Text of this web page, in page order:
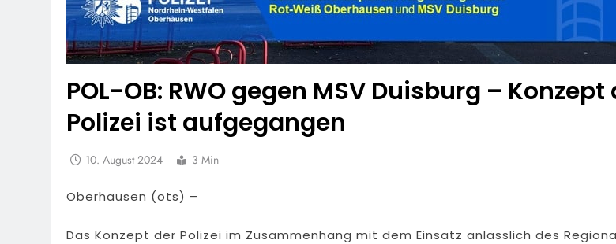
POL-OB: RWO gegen MSV Duisburg – Konzept
Polizei ist aufgegangen
10. August 2024 3 Min
Oberhausen (ots) –
Das Konzept der Polizei im Zusammenhang mit dem Einsatz anlässlich des